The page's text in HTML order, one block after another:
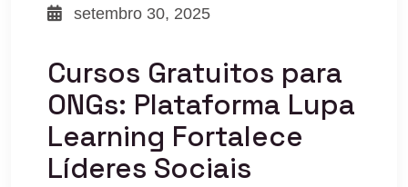
setembro 30, 2025
Cursos Gratuitos para
ONGs: Plataforma Lupa
Learning Fortalece
Líderes Sociais